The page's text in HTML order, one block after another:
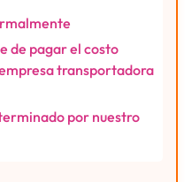
de pagar el costo
transportadora
por nuestro